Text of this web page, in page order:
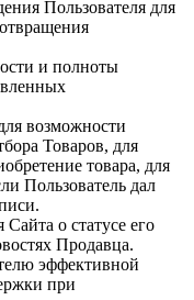
Пользователя для
и полноты
возможности
Товаров, для
товара, для
Пользователь дал
о статусе его
Продавца.
эффективной
при